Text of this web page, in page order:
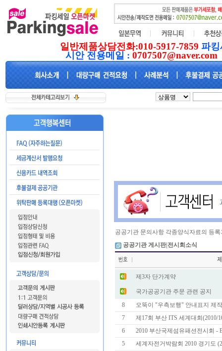
일반제품상담전화:010-5917-7859 파
시안 전용메일 : 0707507@naver.com
공공기관 문의사항 각종양식자료의 등
공공기관 게시판|전시회소식
제3자 단가계약
국가공공기관 주문 관련 공지
8
오뚝이 "우측보행" 안내표지 제
7
제17회 부산 ITS 세계대회(2010/
6
2010 부산국제섬유패션전시회 -
5
세계자전거박람회 2010 경기도